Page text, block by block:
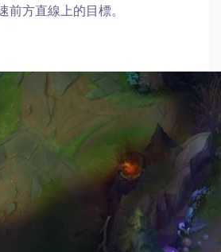
前方直線上的目標。